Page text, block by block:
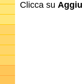
Clicca su